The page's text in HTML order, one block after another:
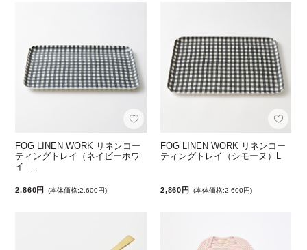
FOG LINEN WORK リネンコー
ティングトレイ（ネイビーホワ
イ …
2,860円 (本体価格:2,600円)
FOG LINEN WORK リネンコー
ティングトレイ（シモーヌ）L
2,860円 (本体価格:2,600円)